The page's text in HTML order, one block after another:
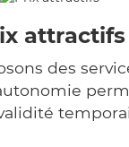
attractifs
des